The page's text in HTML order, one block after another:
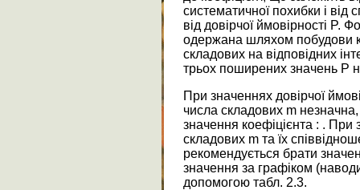
систематичної похибки і від
від довірчої ймовірності
одержана шляхом побудови
складових на відповідних
трьох поширених значень P
При значеннях довірчої
числа складових m
значення коефіцієнта : . При
складових m та їх
рекомендується брати
значення за графіком
допомогою табл. 2.3.